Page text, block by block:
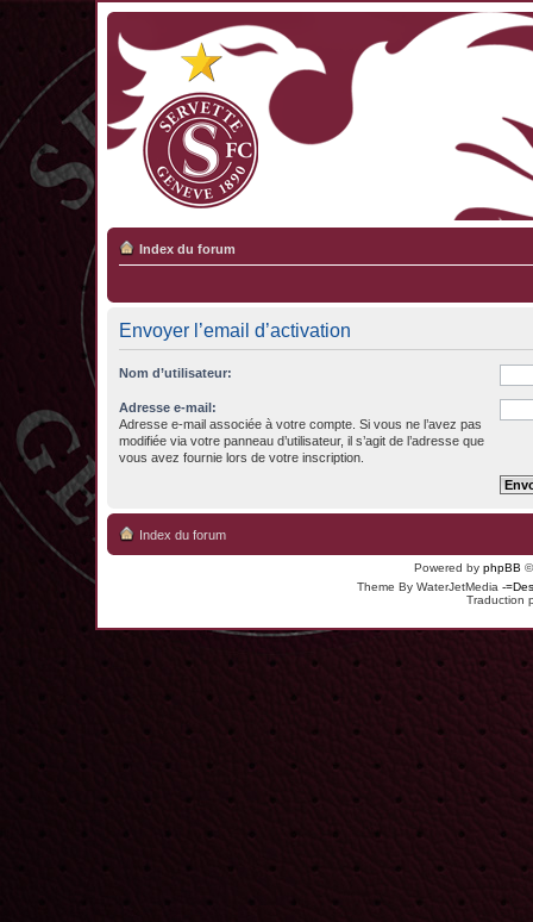
Index du forum
Envoyer l’email d’activation
Nom d’utilisateur:
Adresse e-mail:
Adresse e-mail associée à votre compte. Si vous ne l’avez pas
modifiée via votre panneau d’utilisateur, il s’agit de l’adresse que
vous avez fournie lors de votre inscription.
Index du forum
Powered by phpBB
Theme By WaterJetMedia -
Traduction